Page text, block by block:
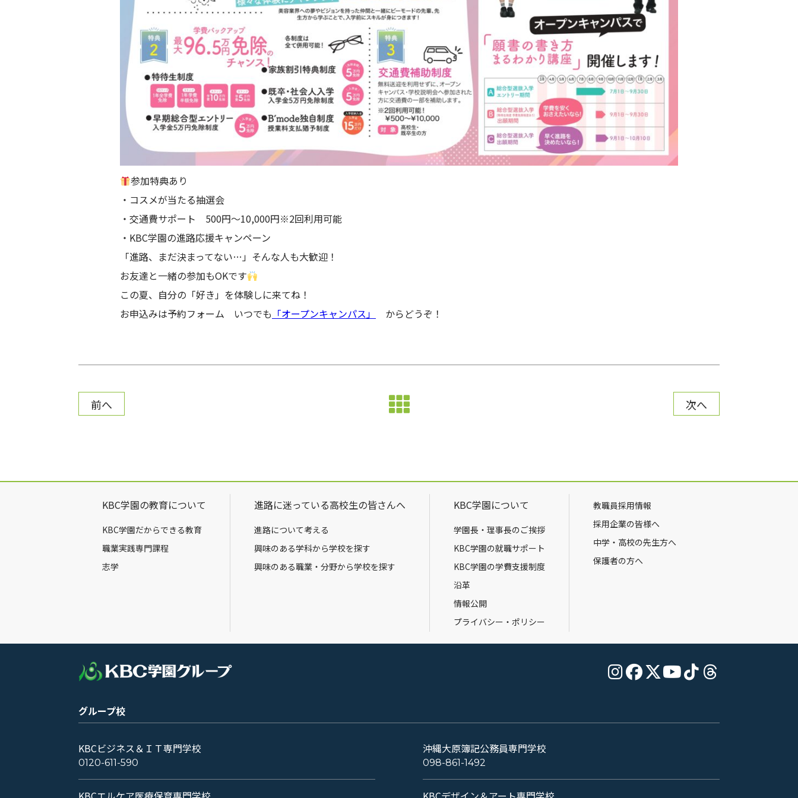
参加特典あり
・コスメが当たる抽選会
・交通費サポート 500円〜10,000円※2回利用可能
・KBC学園の進路応援キャンペーン
「進路、まだ決まってない…」そんな人も大歓迎！
お友達と一緒の参加もOKです
この夏、自分の「好き」を体験しに来てね！
お申込みは予約フォーム いつでも 「オープンキャンパス」 からどうぞ！
前へ 次へ
KBC学園の教育について
KBC学園だからできる教育
職業実践専門課程
志学
進路に迷っている高校生の皆さんへ
進路について考える
興味のある学科から学校を探す
興味のある職業・分野から学校を探す
KBC学園について
学園長・理事長のご挨拶
KBC学園の就職サポート
KBC学園の学費支援制度
沿革
情報公開
プライバシー・ポリシー
教職員採用情報
採用企業の皆様へ
中学・高校の先生方へ
保護者の方へ
グループ校
KBCビジネス＆ＩＴ専門学校
0120-611-590
沖縄大原簿記公務員専門学校
098-861-1492